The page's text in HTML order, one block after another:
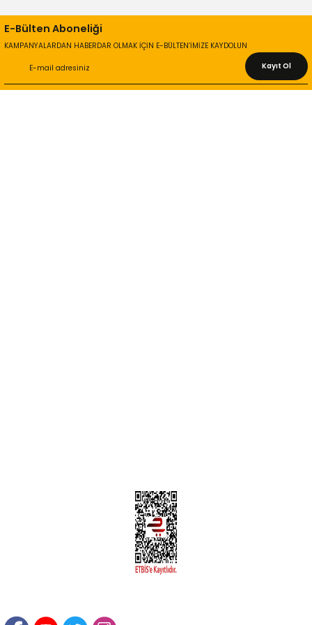
E-Bülten Aboneliği
KAMPANYALARDAN HABERDAR OLMAK İÇİN E-BÜLTEN’İMİZE KAYDOLUN
Kayıt Ol